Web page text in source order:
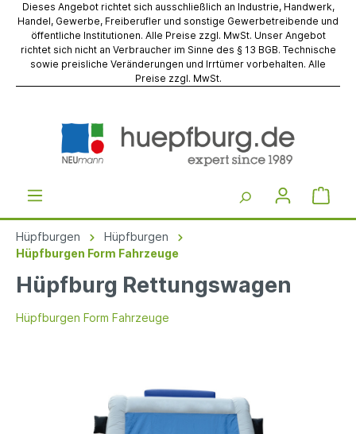
Dieses Angebot richtet sich ausschließlich an Industrie, Handwerk,
Handel, Gewerbe, Freiberufler und sonstige Gewerbetreibende und
öffentliche Institutionen. Alle Preise zzgl. MwSt. Unser Angebot
richtet sich nicht an Verbraucher im Sinne des § 13 BGB. Technische
sowie preisliche Veränderungen und Irrtümer vorbehalten. Alle
Preise zzgl. MwSt.
Hüpfburgen
Hüpfburgen
Hüpfburgen Form Fahrzeuge
Hüpfburg Rettungswagen
Hüpfburgen Form Fahrzeuge